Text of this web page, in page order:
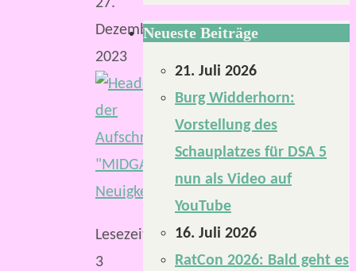
Dezember
2023
Lesezeit:
3
Neueste Beiträge
21. Juli 2026
Burg Widderhorn:
Vorstellung des
Schauplatzes für DSA 5
nun als Video auf
YouTube
16. Juli 2026
RatCon 2026: Bald geht es